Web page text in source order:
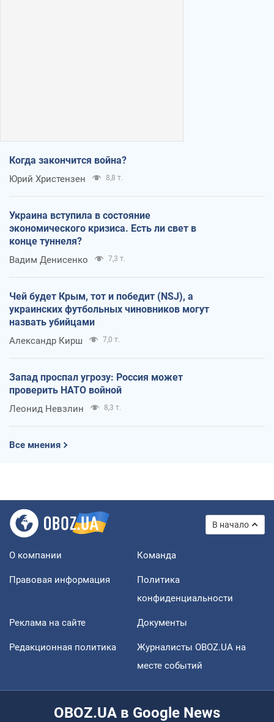
Когда закончится война?
Юрий Христензен 8,8 т.
Украина вступила в состояние
экономического кризиса. Есть ли свет в
конце туннеля?
Вадим Денисенко 7,3 т.
Чей будет Крым, тот и победит (NSJ), а
украинских футбольных чиновников могут
назвать убийцами
Александр Кирш 7,0 т.
Запад проспал угрозу: Россия может
проверить НАТО войной
Леонид Невзлин 8,3 т.
Все мнения
В начало
О компании Команда
Правовая информация
Политика
конфиденциальности
Реклама на сайте Документы
Редакционная политика
Журналисты OBOZ.UA на
месте событий
OBOZ.UA в Google News